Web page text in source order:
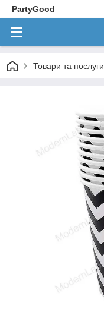
PartyGood
Товари та послуги